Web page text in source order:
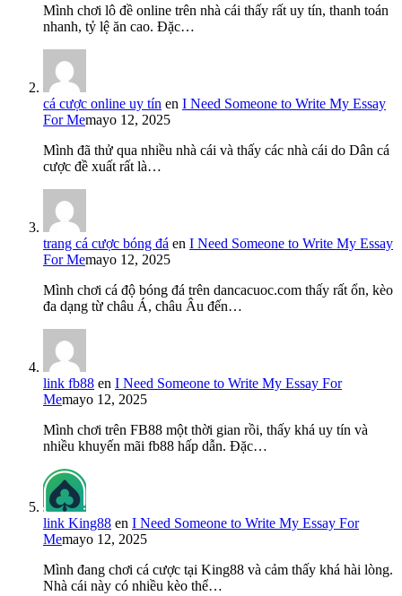
Mình chơi lô đề online trên nhà cái thấy rất uy tín, thanh toán
nhanh, tỷ lệ ăn cao. Đặc…
cá cược online uy tín en I Need Someone to Write My Essay
For Memayo 12, 2025
Mình đã thử qua nhiều nhà cái và thấy các nhà cái do Dân cá
cược đề xuất rất là…
trang cá cược bóng đá en I Need Someone to Write My Essay
For Memayo 12, 2025
Mình chơi cá độ bóng đá trên dancacuoc.com thấy rất ổn, kèo
đa dạng từ châu Á, châu Âu đến…
link fb88 en I Need Someone to Write My Essay For
Memayo 12, 2025
Mình chơi trên FB88 một thời gian rồi, thấy khá uy tín và
nhiều khuyến mãi fb88 hấp dẫn. Đặc…
link King88 en I Need Someone to Write My Essay For
Memayo 12, 2025
Mình đang chơi cá cược tại King88 và cảm thấy khá hài lòng.
Nhà cái này có nhiều kèo thể…